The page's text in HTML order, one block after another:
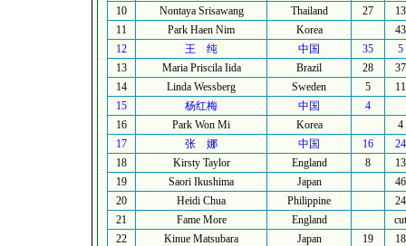
10
Nontaya Srisawang Thailand 27
13
11
Park Haen Nim Korea
43
12
王 纯 中国 35
5
13
Maria Priscila Iida Brazil 28
37
14
Linda Wessberg Sweden 5
11
15
杨红梅 中国
4
16
Park Won Mi Korea
4
17
张 娜 中国 16
24
18
Kirsty Taylor England 8
13
19
Saori Ikushima Japan
46
20
Heidi Chua Philippine
24
21
Fame More England
cut
22
Kinue Matsubara Japan 19
18